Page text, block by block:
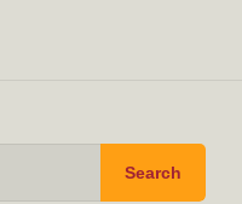
Search